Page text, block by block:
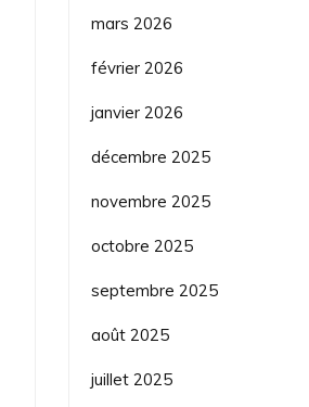
mars 2026
février 2026
janvier 2026
décembre 2025
novembre 2025
octobre 2025
septembre 2025
août 2025
juillet 2025